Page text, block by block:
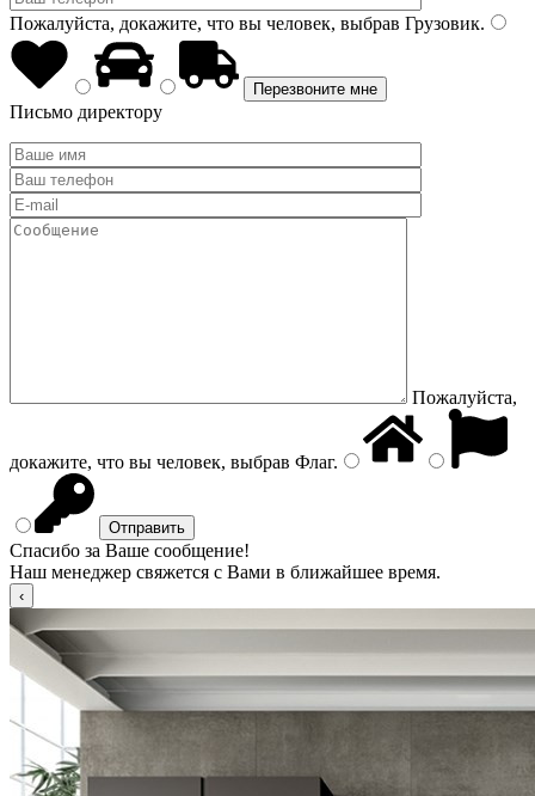
Пожалуйста, докажите, что вы человек, выбрав Грузовик.
Письмо директору
Пожалуйста,
докажите, что вы человек, выбрав Флаг.
Спасибо за Ваше сообщение!
Наш менеджер свяжется с Вами в ближайшее время.